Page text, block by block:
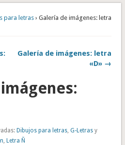
para letras› Galería de imágenes: letra
Galería de imágenes: letra
«D» →
Dibujos para letras, G-Letrasy
, Letra Ñ